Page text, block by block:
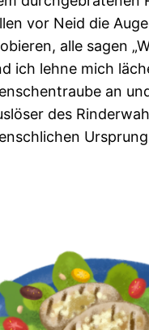
vor Neid die
alle sagen
ich lehne mich
an
des